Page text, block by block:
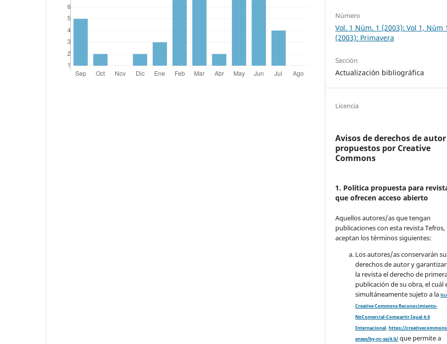
Número
Vol. 1 Núm. 1 (2003): Vol 1, Núm
(2003): Primavera
Sección
Actualización bibliográfica
Licencia
Avisos de derechos de autor
propuestos por Creative
Commons
1. Política propuesta para
que ofrecen acceso abierto
Aquellos autores/as que tengan
publicaciones con esta revista Tefros,
aceptan los términos siguientes:
Los autores/as conservarán
derechos de autor y
la revista el derecho de
publicación de su obra, el cuál
simultáneamente sujeto a la
Creative Commons Reconocimiento-
NoComercial-Compartir Igual 4.0
Internacional.https://
enses/by-nc-sa/4.0/ que permite a